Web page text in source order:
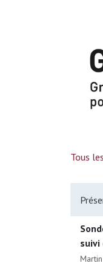
Tous
suivi